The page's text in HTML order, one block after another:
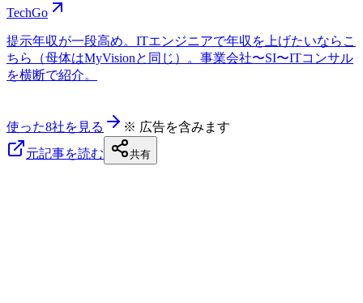
TechGo
提示年収が一段高め。ITエンジニアで年収を上げたいならこ
ちら（母体はMyVisionと同じ）。事業会社〜SI〜ITコンサル
を横断で紹介。
使った8社を見る
※ 広告を含みます
元記事を読む
共有